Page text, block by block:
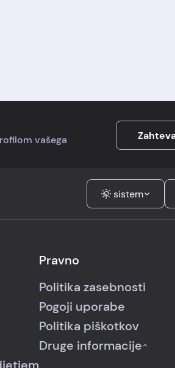
vašega
sistem
Pravno
Politika zasebnosti
Pogoji uporabe
Politika piškotkov
Druge informacije